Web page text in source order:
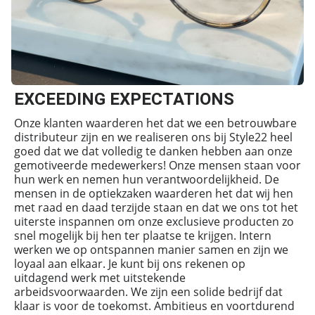
EXCEEDING EXPECTATIONS
Onze klanten waarderen het dat we een betrouwbare
distributeur zijn en we realiseren ons bij Style22 heel
goed dat we dat volledig te danken hebben aan onze
gemotiveerde medewerkers! Onze mensen staan voor
hun werk en nemen hun verantwoordelijkheid. De
mensen in de optiekzaken waarderen het dat wij hen
met raad en daad terzijde staan en dat we ons tot het
uiterste inspannen om onze exclusieve producten zo
snel mogelijk bij hen ter plaatse te krijgen. Intern
werken we op ontspannen manier samen en zijn we
loyaal aan elkaar. Je kunt bij ons rekenen op
uitdagend werk met uitstekende
arbeidsvoorwaarden. We zijn een solide bedrijf dat
klaar is voor de toekomst. Ambitieus en voortdurend